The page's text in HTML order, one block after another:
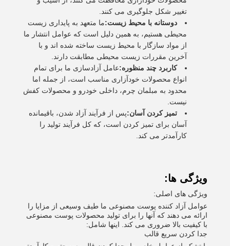
تغییر شکل جلوگیری می کنند.
دوستانه با محیط زیست:ما متعهد به پایداری زیست
محیطی هستیم، به همین دلیل است که عوامل انتشار ما
از مواد سازگار با محیط زیست ساخته شده اند و با
آخرین مقررات زیست محیطی مطابقت دارند.
کاربرد چند منظوره:عامل آزادسازی ما برای تمام
انواع محصولات خودآزاری مناسب است، از جمله اما
محدود به مبلمان چرم، داخلی خودرو و محصولات کفش
نیست.
تمیز کردن آسان:پس از فرآیند آزاد شدن، باقیمانده
آسان برای تمیز کردن است، که کل فرآیند تولید را
کارآمدتر می کند.
ویژگی ها:
ویژگی های اصلی:
عوامل آزاد کننده پوست مصنوعی ما طیف وسیعی از مزایا را
ارائه می دهند که آنها را برای تولید محصولات پوست مصنوعی
با کیفیت بالا ضروری می کند. اینها شامل:
جدا کردن سریع قالب